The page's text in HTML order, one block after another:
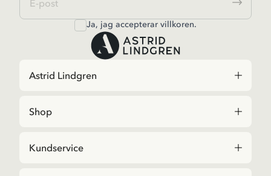
Ja, jag accepterar villkoren.
Astrid Lindgren
Shop
Kundservice